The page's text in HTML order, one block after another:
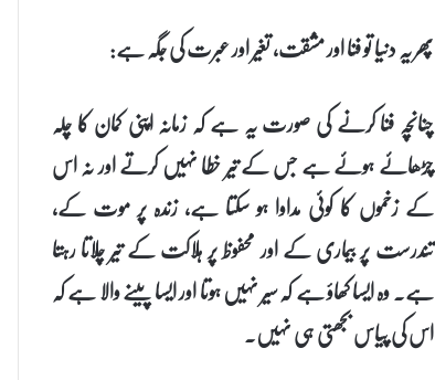
پھر یہ دنیا تو فنا اور مشقت، تغیر اور عبرت کی جگہ ہے:
چنانچہ فنا کرنے کی صورت یہ ہے کہ زمانہ اپنی کمان کا چلہ
چڑھائے ہوئے ہے جس کے تیر خطا نہیں کرتے اور نہ اس
کے زخموں کا کوئی مداوا ہو سکتا ہے، زندہ پر موت کے،
تندرست پر بیماری کے اور محفوظ پر ہلاکت کے تیر چلاتا رہتا
ہے۔ وہ ایسا کھاؤ ہے کہ سیر نہیں ہوتا اور ایسا پینے والا ہے کہ
اس کی پیاس بجھتی ہی نہیں۔